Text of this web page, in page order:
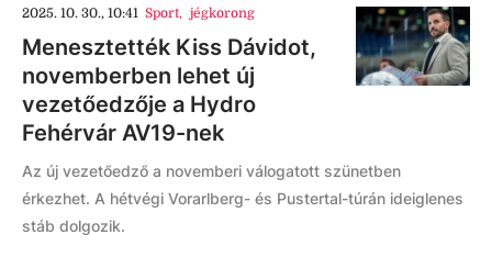
2025. 10. 30., 10:41 Sport, jégkorong
Menesztették Kiss Dávidot,
novemberben lehet új
vezetőedzője a Hydro
Fehérvár AV19-nek
Az új vezetőedző a novemberi válogatott szünetben
érkezhet. A hétvégi Vorarlberg- és Pustertal-túrán ideiglenes
stáb dolgozik.